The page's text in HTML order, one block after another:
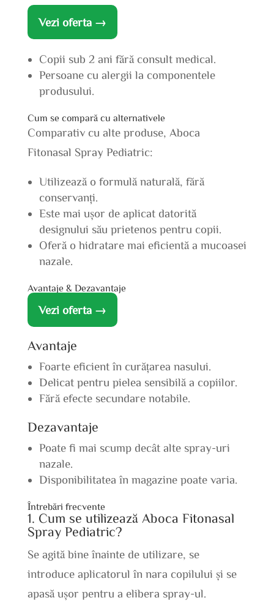
Vezi oferta →
Copii sub 2 ani fără consult medical.
Persoane cu alergii la componentele
produsului.
Cum se compară cu alternativele
Comparativ cu alte produse, Aboca
Fitonasal Spray Pediatric:
Utilizează o formulă naturală, fără
conservanți.
Este mai ușor de aplicat datorită
designului său prietenos pentru copii.
Oferă o hidratare mai eficientă a mucoasei
nazale.
Avantaje & Dezavantaje
Vezi oferta →
Avantaje
Foarte eficient în curățarea nasului.
Delicat pentru pielea sensibilă a copiilor.
Fără efecte secundare notabile.
Dezavantaje
Poate fi mai scump decât alte spray-uri
nazale.
Disponibilitatea în magazine poate varia.
Întrebări frecvente
1. Cum se utilizează Aboca Fitonasal
Spray Pediatric?
Se agită bine înainte de utilizare, se
introduce aplicatorul în nara copilului și se
apasă ușor pentru a elibera spray-ul.